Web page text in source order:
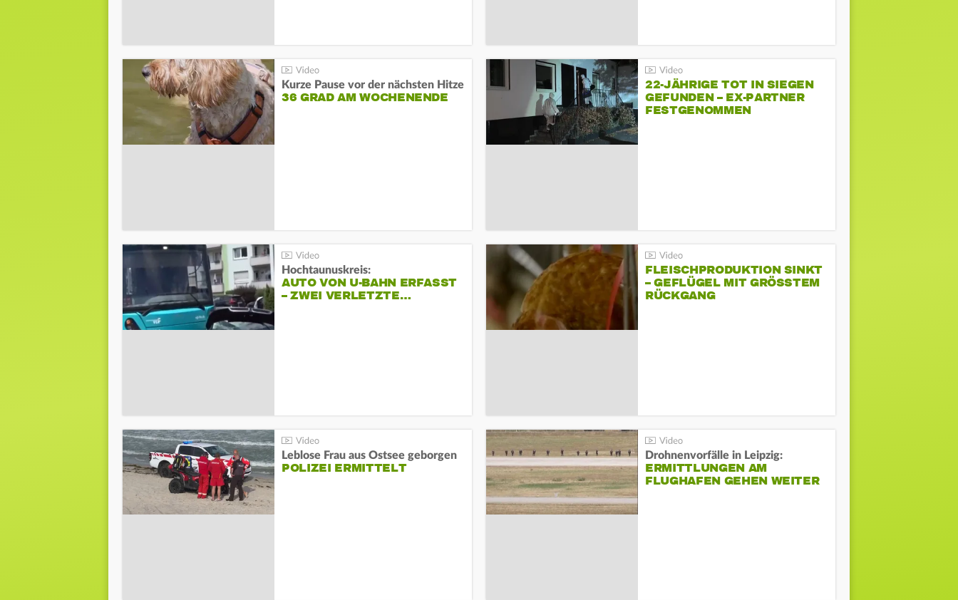
Kurze Pause vor der nächsten Hitze
36 GRAD AM WOCHENENDE
22-JÄHRIGE TOT IN SIEGEN
GEFUNDEN – EX-PARTNER
FESTGENOMMEN
Hochtaunuskreis:
AUTO VON U-BAHN ERFASST
– ZWEI VERLETZTE…
FLEISCHPRODUKTION SINKT
– GEFLÜGEL MIT GRÖSSTEM R
ÜCKGANG
Leblose Frau aus Ostsee geborgen
POLIZEI ERMITTELT
Drohnenvorfälle in Leipzig:
ERMITTLUNGEN AM
FLUGHAFEN GEHEN WEITER